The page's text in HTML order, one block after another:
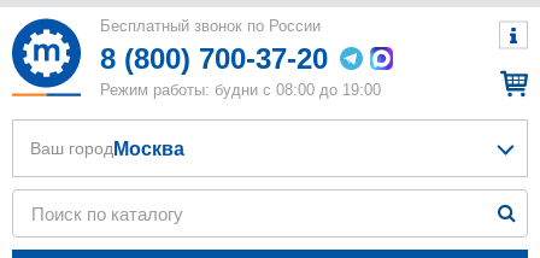
Бесплатный звонок по России
8 (800) 700-37-20
Режим работы: будни с 08:00 до 19:00
Ваш город Москва